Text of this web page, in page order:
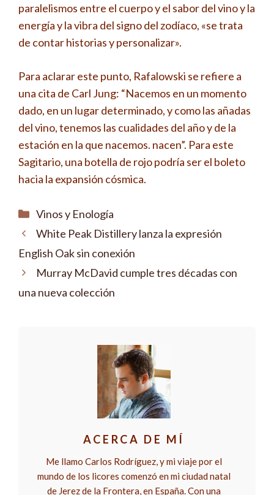
paralelismos entre el cuerpo y el sabor del vino y la
energía y la vibra del signo del zodíaco, «se trata
de contar historias y personalizar».
Para aclarar este punto, Rafalowski se refiere a
una cita de Carl Jung: “Nacemos en un momento
dado, en un lugar determinado, y como las añadas
del vino, tenemos las cualidades del año y de la
estación en la que nacemos. nacen”. Para este
Sagitario, una botella de rojo podría ser el boleto
hacia la expansión cósmica.
Categorías
Vinos y Enología
White Peak Distillery lanza la expresión
English Oak sin conexión
Murray McDavid cumple tres décadas con
una nueva colección
ACERCA DE MÍ
Me llamo Carlos Rodríguez, y mi viaje por el
mundo de los licores comenzó en mi ciudad natal
de Jerez de la Frontera, en España. Con una